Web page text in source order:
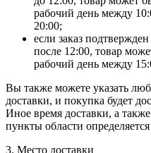
рабочий день между
20:00;
если заказ
после 12:00, товар
рабочий день между
Вы также можете указать
доставки, и покупка будет
Иное время доставки, а
пункты области
3. Место доставки